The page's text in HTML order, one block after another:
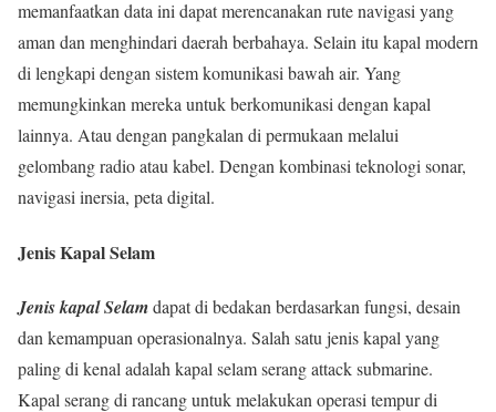
memanfaatkan data ini dapat merencanakan rute navigasi yang
aman dan menghindari daerah berbahaya. Selain itu kapal modern
di lengkapi dengan sistem komunikasi bawah air. Yang
memungkinkan mereka untuk berkomunikasi dengan kapal
lainnya. Atau dengan pangkalan di permukaan melalui
gelombang radio atau kabel. Dengan kombinasi teknologi sonar,
navigasi inersia, peta digital.
Jenis Kapal Selam
Jenis kapal Selamdapat di bedakan berdasarkan fungsi, desain
dan kemampuan operasionalnya. Salah satu jenis kapal yang
paling di kenal adalah kapal selam serang attack submarine.
Kapal serang di rancang untuk melakukan operasi tempur di